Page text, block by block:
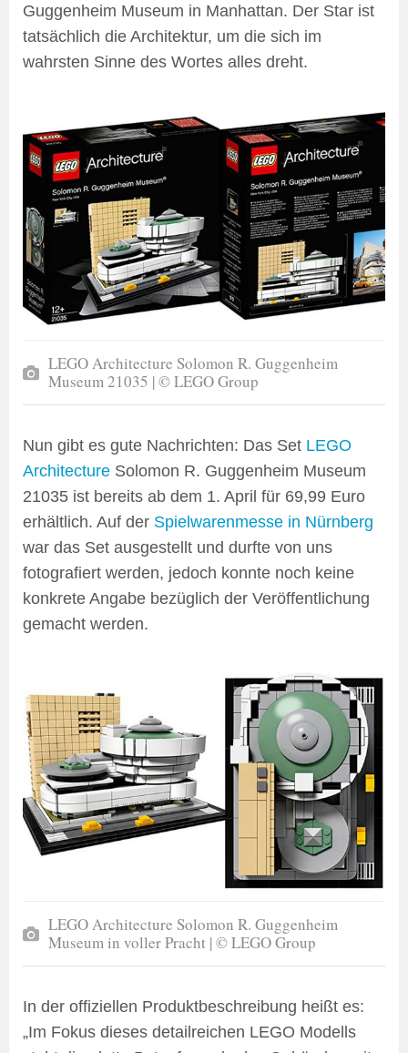
Guggenheim Museum in Manhattan. Der Star ist
tatsächlich die Architektur, um die sich im
wahrsten Sinne des Wortes alles dreht.
LEGO Architecture Solomon R. Guggenheim
Museum 21035 | © LEGO Group
Nun gibt es gute Nachrichten: Das Set LEGO
Architecture Solomon R. Guggenheim Museum
21035 ist bereits ab dem 1. April für 69,99 Euro
erhältlich. Auf der Spielwarenmesse in Nürnberg
war das Set ausgestellt und durfte von uns
fotografiert werden, jedoch konnte noch keine
konkrete Angabe bezüglich der Veröffentlichung
gemacht werden.
LEGO Architecture Solomon R. Guggenheim
Museum in voller Pracht | © LEGO Group
In der offiziellen Produktbeschreibung heißt es:
„Im Fokus dieses detailreichen LEGO Modells